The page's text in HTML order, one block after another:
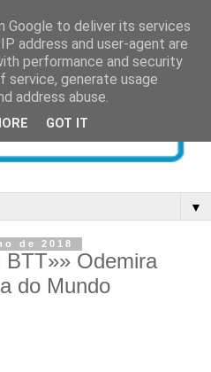
▼
de 2018
Odemira
do Mundo
Google to deliver its services
address and user-agent are
performance and security
generate usage
address abuse.
GOT IT